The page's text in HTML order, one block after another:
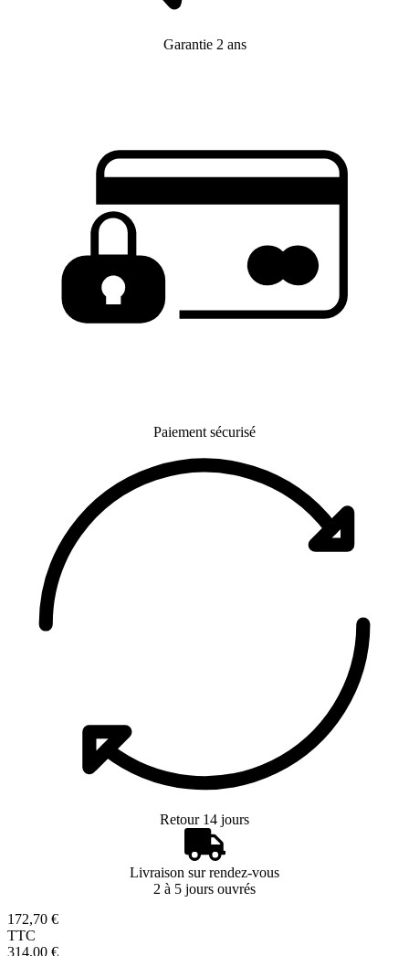
Garantie 2 ans
Paiement sécurisé
Retour 14 jours
Livraison sur rendez-vous
2 à 5 jours ouvrés
172,70 €
TTC
314,00 €